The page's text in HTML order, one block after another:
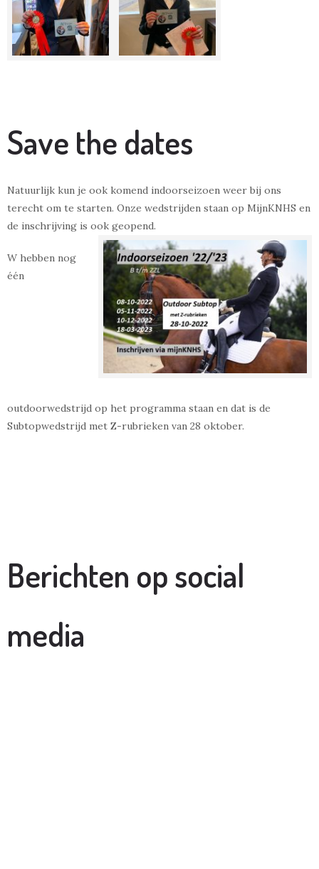
Save the dates
Natuurlijk kun je ook komend indoorseizoen weer bij ons
terecht om te starten. Onze wedstrijden staan op MijnKNHS en
de inschrijving is ook geopend.
W hebben nog
één
outdoorwedstrijd op het programma staan en dat is de
Subtopwedstrijd met Z-rubrieken van 28 oktober.
Berichten op social
media